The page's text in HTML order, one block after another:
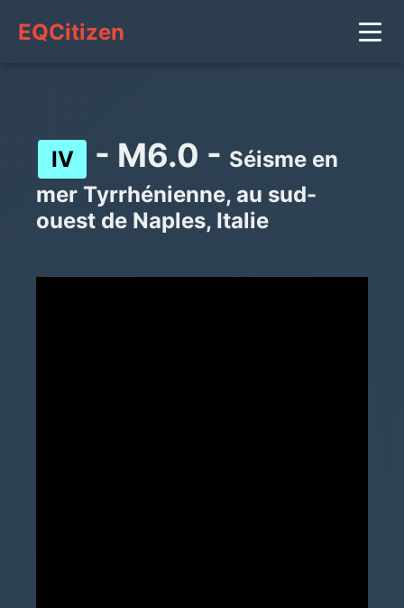
EQCitizen
IV - M6.0 - Séisme en
mer Tyrrhénienne, au sud-
ouest de Naples, Italie